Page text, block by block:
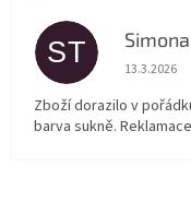
ST
13.3.2026
Zboží dorazilo v
barva sukně.